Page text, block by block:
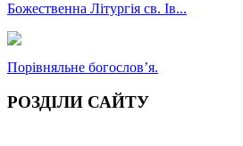
Божественна Літургія св. Ів...
Порівняльне богословʼя.
РОЗДІЛИ САЙТУ